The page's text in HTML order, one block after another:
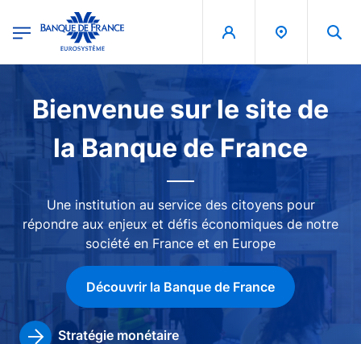
Banque de France - Menu Principal
Bienvenue sur le site de
la Banque de France
Une institution au service des citoyens pour
répondre aux enjeux et défis économiques de notre
société en France et en Europe
Découvrir la Banque de France
Stratégie monétaire